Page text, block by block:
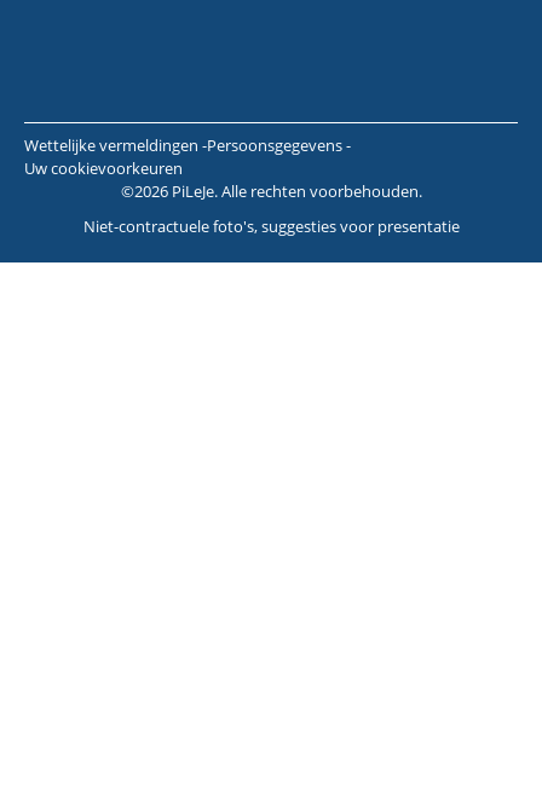
Wettelijke vermeldingen Persoonsgegevens
Uw cookievoorkeuren
©2026 PiLeJe. Alle rechten voorbehouden.
Niet-contractuele foto's, suggesties voor presentatie